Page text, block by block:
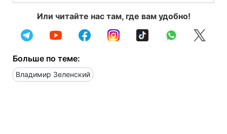
Или читайте нас там, где вам удобно!
Больше по теме:
Владимир Зеленский